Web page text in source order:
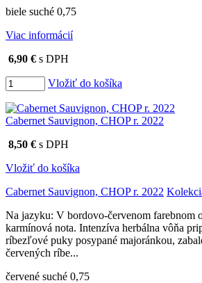
biele suché 0,75
Viac informácií
6,90 € s DPH
Vložiť do košíka
Cabernet Sauvignon, CHOP r. 2022
8,50 € s DPH
Vložiť do košíka
Cabernet Sauvignon, CHOP r. 2022
Na jazyku: V bordovo-červenom farebnom
karmínová nota. Intenzíva herbálna vôňa
ríbezľové puky posypané majoránkou,
červených ríbe...
červené suché 0,75